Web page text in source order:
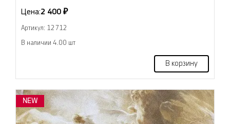
Цена:2 400 ₽
Артикул: 12712
В наличии 4.00 шт
В корзину
NEW